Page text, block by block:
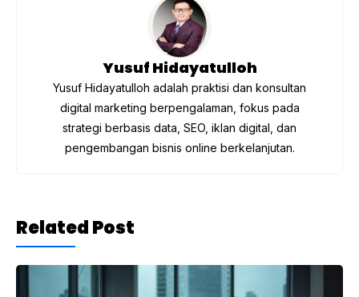
p
Yusuf Hidayatulloh
Yusuf Hidayatulloh adalah praktisi dan konsultan
digital marketing berpengalaman, fokus pada
strategi berbasis data, SEO, iklan digital, dan
pengembangan bisnis online berkelanjutan.
Related Post